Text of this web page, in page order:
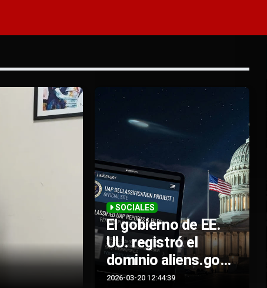
SOCIALES
El gobierno de EE.
UU. registró el
dominio aliens.gov:
qué hay detrás de
2026-03-20 12:44:39